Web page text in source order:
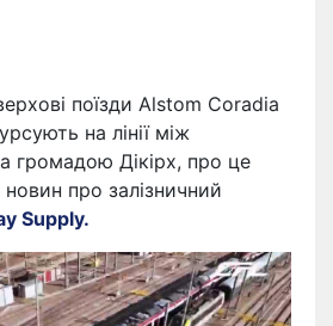
поїзди Alstom Coradia
на лінії між
громадою Дікірх, про це
про залізничний
Supply.